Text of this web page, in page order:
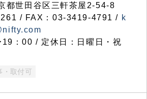
世田谷区三軒茶屋2-54-8
/ FAX：03-3419-4791 / k
：00 / 定休日：日曜日・祝
・取付可